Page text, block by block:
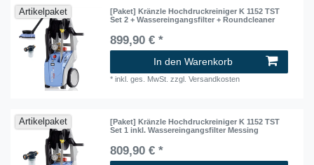
Artikelpaket
[Paket] Kränzle Hochdruckreiniger K 1152 TST
Set 2 + Wassereingangsfilter + Roundcleaner
899,90 € *
In den Warenkorb
*inkl. ges. MwSt. zzgl.Versandkosten
Artikelpaket
[Paket] Kränzle Hochdruckreiniger K 1152 TST
Set 1 inkl. Wassereingangsfilter Messing
809,90 € *